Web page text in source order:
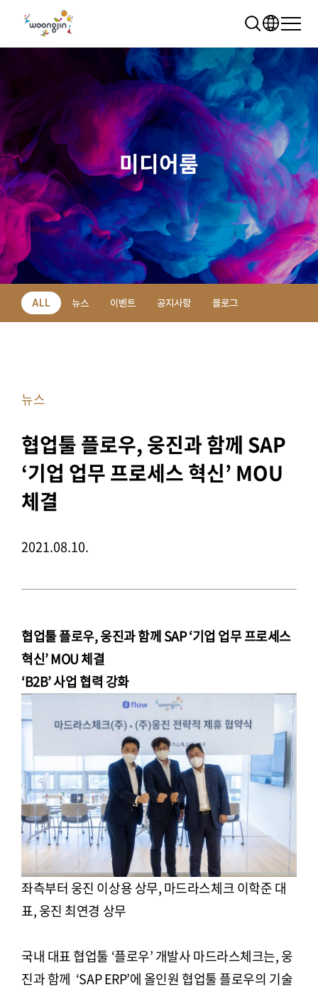
추천 검색어
WRMS WDMS SAP ERP
렌탈 모빌리티 클라우드
미디어룸
ALL 뉴스 이벤트 공지사항 블로그
뉴스
협업툴 플로우, 웅진과 함께 SAP
‘기업 업무 프로세스 혁신’ MOU
체결
2021.08.10.
협업툴 플로우, 웅진과 함께 SAP ‘기업 업무 프로세스
혁신’ MOU 체결
‘B2B’ 사업 협력 강화
좌측부터 웅진 이상용 상무, 마드라스체크 이학준 대
표, 웅진 최연경 상무
국내 대표 협업툴 ‘플로우’ 개발사 마드라스체크는, 웅
진과 함께 ‘SAP ERP’에 올인원 협업툴 플로우의 기술